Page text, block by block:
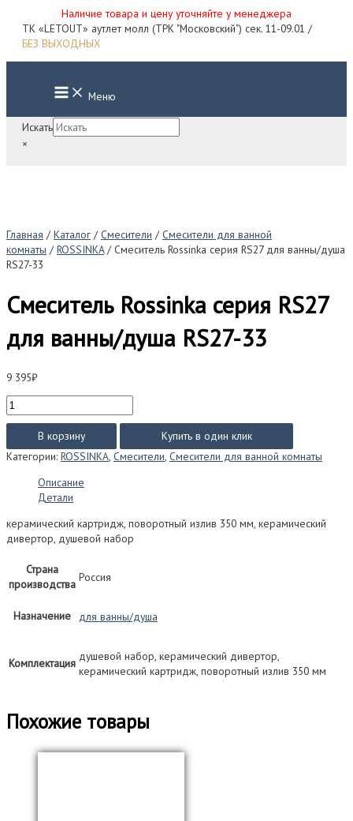
Наличие товара и цену уточняйте у менеджера
Перейти
ТК «LETOUT» аутлет молл (ТРК "Московский") сек. 11-09.01 /
БЕЗ ВЫХОДНЫХ
Main
Menu Меню
Искать
×
Главная / Каталог / Смесители / Смесители для ванной
комнаты / ROSSINKA/ Смеситель Rossinka серия RS27 для ванны/душа
RS27-33
Смеситель Rossinka серия RS27
для ванны/душа RS27-33
9 395₽
Количество
товара
Смеситель
Rossinka
серия
душа
RS27-
В корзину
Купить в один клик
Категории: ROSSINKA, Смесители, Смесители для ванной комнаты
Описание
Детали
керамический картридж, поворотный излив 350 мм, керамический
дивертор, душевой набор
Страна
производства
Россия
Назначение для ванны/душа
Комплектация
душевой набор, керамический дивертор,
керамический картридж, поворотный излив 350 мм
Похожие товары